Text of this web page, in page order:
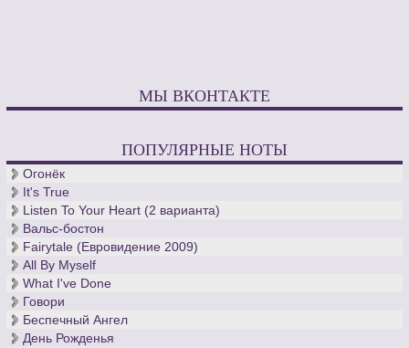
МЫ ВКОНТАКТЕ
ПОПУЛЯРНЫЕ НОТЫ
Огонёк
It's True
Listen To Your Heart (2 варианта)
Вальс-бостон
Fairytale (Евровидение 2009)
All By Myself
What I've Done
Говори
Беспечный Ангел
День Рожденья